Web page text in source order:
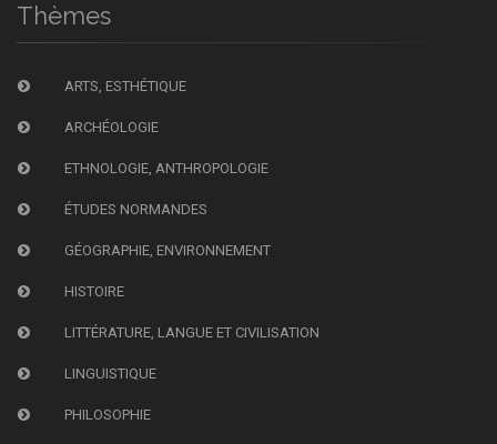
Thèmes
ARTS, ESTHÉTIQUE
ARCHÉOLOGIE
ETHNOLOGIE, ANTHROPOLOGIE
ÉTUDES NORMANDES
GÉOGRAPHIE, ENVIRONNEMENT
HISTOIRE
LITTÉRATURE, LANGUE ET CIVILISATION
LINGUISTIQUE
PHILOSOPHIE